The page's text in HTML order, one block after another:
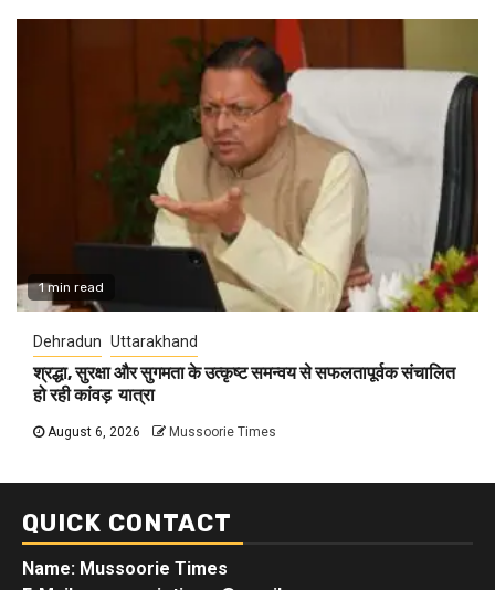
1 min read
Dehradun Uttarakhand
श्रद्धा, सुरक्षा और सुगमता के उत्कृष्ट समन्वय से सफलतापूर्वक संचालित
हो रही कांवड़ यात्रा
August 6, 2026 Mussoorie Times
QUICK CONTACT
Name: Mussoorie Times